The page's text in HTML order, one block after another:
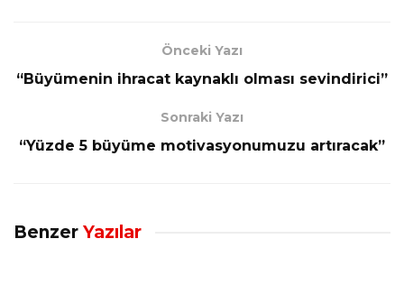
Önceki Yazı
“Büyümenin ihracat kaynaklı olması sevindirici”
Sonraki Yazı
“Yüzde 5 büyüme motivasyonumuzu artıracak”
Benzer Yazılar